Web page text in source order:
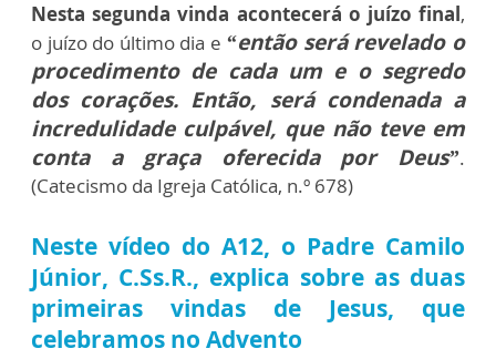
Nesta segunda vinda acontecerá o juízo final,
o juízo do último dia e “então será revelado o
procedimento de cada um e o segredo
dos corações. Então, será condenada a
incredulidade culpável, que não teve em
conta a graça oferecida por Deus”.
(Catecismo da Igreja Católica, n.º 678)
Neste vídeo do A12, o Padre Camilo
Júnior, C.Ss.R., explica sobre as duas
primeiras vindas de Jesus, que
celebramos no Advento